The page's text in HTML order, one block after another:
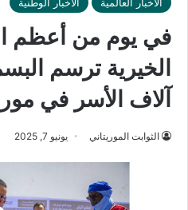
في يوم من أعظم
الخيرية ترسم
آلاف الأسر في
الثوابت الموريتاني يونيو 7, 2025